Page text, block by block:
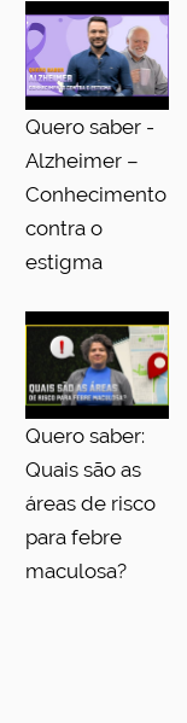
Quero saber -
Alzheimer –
Conhecimento
contra o
estigma
Quero saber:
Quais são as
áreas de risco
para febre
maculosa?